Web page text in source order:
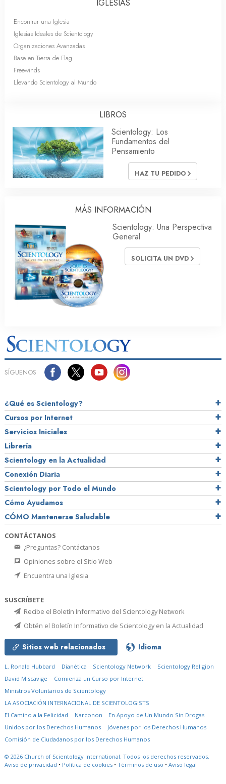
IGLESIAS
Encontrar una Iglesia
Iglesias Ideales de Scientology
Organizaciones Avanzadas
Base en Tierra de Flag
Freewinds
Llevando Scientology al Mundo
LIBROS
Scientology: Los
Fundamentos del
Pensamiento
HAZ TU PEDIDO
MÁS INFORMACIÓN
Scientology: Una Perspectiva
General
SOLICITA UN DVD
SÍGUENOS
¿Qué es Scientology?
Cursos por Internet
Servicios Iniciales
Librería
Scientology en la Actualidad
Conexión Diaria
Scientology por Todo el Mundo
Cómo Ayudamos
CÓMO Mantenerse Saludable
CONTÁCTANOS
¿Preguntas? Contáctanos
Opiniones sobre el Sitio Web
Encuentra una Iglesia
SUSCRÍBETE
Recibe el Boletín Informativo del Scientology Network
Obtén el Boletín Informativo de Scientology en la Actualidad
Sitios web relacionados Idioma
L. Ronald Hubbard Dianética Scientology Network
Scientology Religion
David Miscavige
Comienza un Curso por Internet
Ministros Voluntarios de Scientology
LA ASOCIACIÓN INTERNACIONAL DE SCIENTOLOGISTS
El Camino a la Felicidad
Narconon
En Apoyo de Un Mundo Sin Drogas
Unidos por los Derechos Humanos
Jóvenes por los Derechos Humanos
Comisión de Ciudadanos por los Derechos Humanos
© 2026 Church of Scientology International. Todos los derechos reservados.
Aviso de privacidad • Política de cookies • Términos de uso • Aviso legal